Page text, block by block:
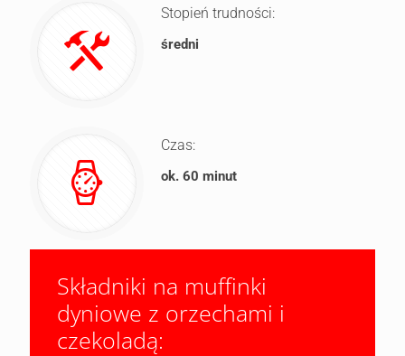
Stopień trudności:
średni
Czas:
ok. 60 minut
Składniki na muffinki
dyniowe z orzechami i
czekoladą: